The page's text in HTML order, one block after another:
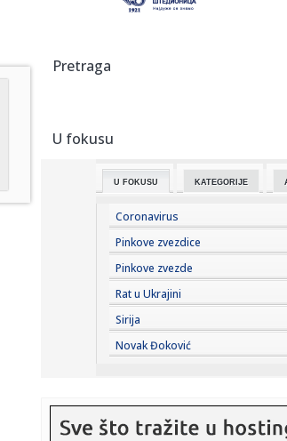
14:05:Vučić o napadu na Filipovića:
...
14:01:
13:58:
VJT u Beogradu o smrti
13:58:BiH zatražila ulazak u SEPA:
inostr...
13:58:Pokrenuta peticija za zabranu
Kraljevu
13:58:Zbog jedne greške milion
13:58: Besplatan ulaz na Aquanu u
Pretraga
U fokusu
U FOKUSU KATEGORIJE
Coronavirus
Pinkove zvezdice
Pinkove zvezde
Rat u Ukrajini
Sirija
Novak Đoković